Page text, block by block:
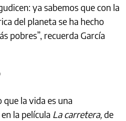
ya sabemos que con la
del planeta se ha hecho
pobres”, recuerda García
que la vida es una
la película La carretera,de